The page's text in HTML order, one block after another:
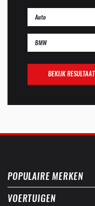
BEKIJK RESULTAAT
POPULAIRE MERKEN
VOERTUIGEN